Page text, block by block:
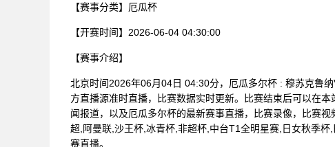
【赛事分类】 厄瓜杯
【开赛时间】 2026-06-04 04:30:00
【赛事介绍】
北京时间2026年06月04日 04:30分，厄瓜多尔杯 : 穆苏克鲁
方直播源准时直播，比赛数据实时更新。比赛结束后可以在
闻报道，以及厄瓜多尔杯的最新赛事直播，比赛录像，比赛
超,阿曼联,沙王杯,冰青杯,非超杯,中台T1全明星赛,日女秋季
赛直播。